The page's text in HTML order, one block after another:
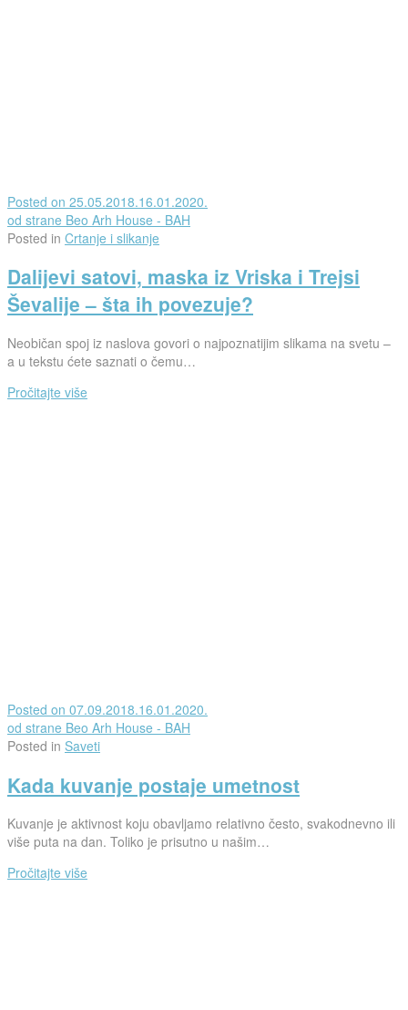
Posted on 25.05.2018.16.01.2020.
od strane Beo Arh House - BAH
Posted in Crtanje i slikanje
Dalijevi satovi, maska iz Vriska i Trejsi
Ševalije – šta ih povezuje?
Neobičan spoj iz naslova govori o najpoznatijim slikama na svetu –
a u tekstu ćete saznati o čemu…
Pročitajte više
Posted on 07.09.2018.16.01.2020.
od strane Beo Arh House - BAH
Posted in Saveti
Kada kuvanje postaje umetnost
Kuvanje je aktivnost koju obavljamo relativno često, svakodnevno ili
više puta na dan. Toliko je prisutno u našim…
Pročitajte više